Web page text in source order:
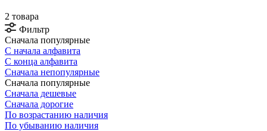
2 товара
Фильтр
Сначала популярные
С начала алфавита
С конца алфавита
Сначала непопулярные
Сначала популярные
Сначала дешевые
Сначала дорогие
По возрастанию наличия
По убыванию наличия